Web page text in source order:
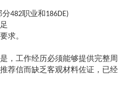
分482职业和186DE)
求。
，工作经历必须能够提供完整周
荐信而缺乏客观材料佐证，已经